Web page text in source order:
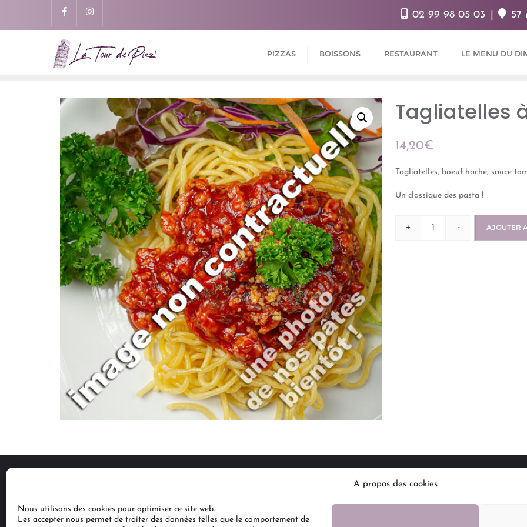
A propos des cookies
Nous utilisons des cookies pour optimiser ce site web.
Les accepter nous permet de traiter des données telles que le comportement de
02 99 98 05 03 57
PIZZAS BOISSONS RESTAURANT LE MENU DU
Tagliatelles
14,20€
Tagliatelles, boeuf haché, sauce
Un classique des pasta !
+ - AJOUTER
Mentions légales